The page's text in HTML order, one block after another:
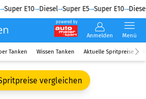
Super E10 Diesel Super E5 Super E10 Diesel
powered by
Anmelden Menü
Tanken Wissen Tanken Aktuelle Spritpreise
vergleichen